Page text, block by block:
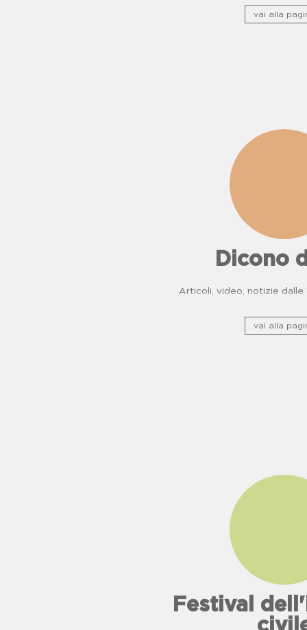
Oncologiche. Proposte
vai alla
Dicono
Articoli, video, notizie dalle
vai alla
Festival